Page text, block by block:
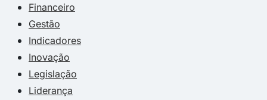
Financeiro
Gestão
Indicadores
Inovação
Legislação
Liderança